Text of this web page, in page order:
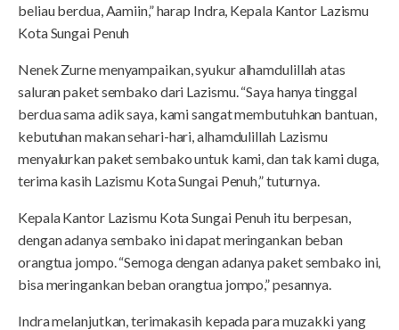
beliau berdua, Aamiin,” harap Indra, Kepala Kantor Lazismu
Kota Sungai Penuh
Nenek Zurne menyampaikan, syukur alhamdulillah atas
saluran paket sembako dari Lazismu. “Saya hanya tinggal
berdua sama adik saya, kami sangat membutuhkan bantuan,
kebutuhan makan sehari-hari, alhamdulillah Lazismu
menyalurkan paket sembako untuk kami, dan tak kami duga,
terima kasih Lazismu Kota Sungai Penuh,” tuturnya.
Kepala Kantor Lazismu Kota Sungai Penuh itu berpesan,
dengan adanya sembako ini dapat meringankan beban
orangtua jompo. “Semoga dengan adanya paket sembako ini,
bisa meringankan beban orangtua jompo,” pesannya.
Indra melanjutkan, terimakasih kepada para muzakki yang